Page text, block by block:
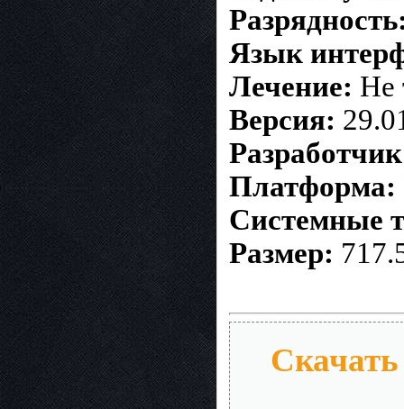
Язык
Лечение: Не
Версия:
Платформа:
Системные
Размер: